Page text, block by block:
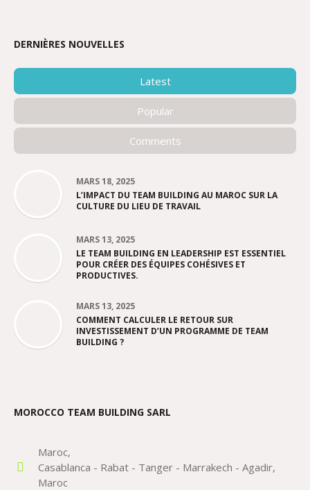
DERNIÈRES NOUVELLES
Latest
Popular
Comments
MARS 18, 2025
L’IMPACT DU TEAM BUILDING AU MAROC SUR LA
CULTURE DU LIEU DE TRAVAIL
MARS 13, 2025
LE TEAM BUILDING EN LEADERSHIP EST ESSENTIEL
POUR CRÉER DES ÉQUIPES COHÉSIVES ET
PRODUCTIVES.
MARS 13, 2025
COMMENT CALCULER LE RETOUR SUR
INVESTISSEMENT D’UN PROGRAMME DE TEAM
BUILDING ?
MOROCCO TEAM BUILDING SARL
Maroc
Casablanca - Rabat - Tanger - Marrakech - Agadir
Maroc